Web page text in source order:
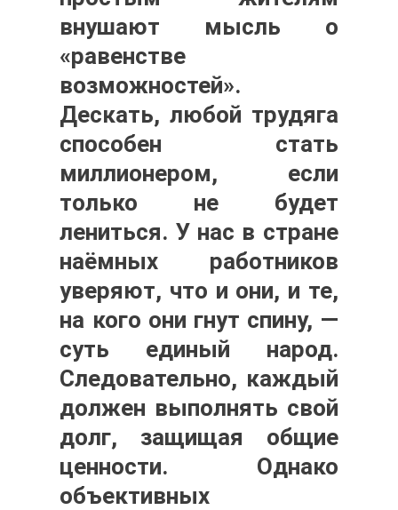
внушают мысль о
«равенстве
возможностей».
Дескать, любой трудяга
способен стать
миллионером, если
только не будет
лениться. У нас в стране
наёмных работников
уверяют, что и они, и те,
на кого они гнут спину, —
суть единый народ.
Следовательно, каждый
должен выполнять свой
долг, защищая общие
ценности. Однако
объективных